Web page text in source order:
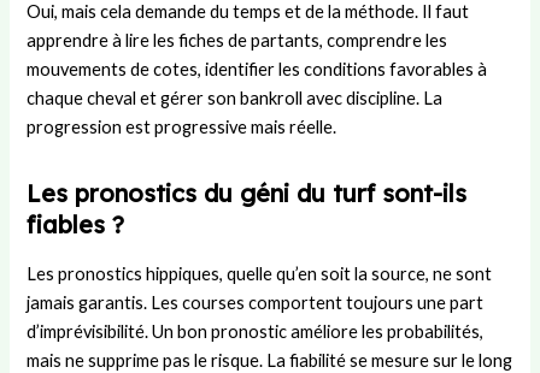
Oui, mais cela demande du temps et de la méthode. Il faut
apprendre à lire les fiches de partants, comprendre les
mouvements de cotes, identifier les conditions favorables à
chaque cheval et gérer son bankroll avec discipline. La
progression est progressive mais réelle.
Les pronostics du géni du turf sont-ils
fiables ?
Les pronostics hippiques, quelle qu’en soit la source, ne sont
jamais garantis. Les courses comportent toujours une part
d’imprévisibilité. Un bon pronostic améliore les probabilités,
mais ne supprime pas le risque. La fiabilité se mesure sur le long